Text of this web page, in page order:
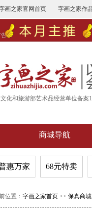
画之家官网首页 字画之家作
告
文化和旅游部艺术品经营单位备案
商城导航
惠万家 68元特卖
位置： 字画之家首页>> 保真商城